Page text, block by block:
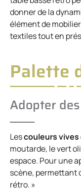
donner de la
élément de
textiles tout en
Palette
Adopter
Lescouleurs vives
moutarde, le vert
espace. Pour une
scène, permettant
rétro. »